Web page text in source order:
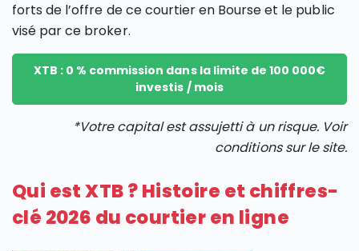
forts de l’offre de ce courtier en Bourse et le public
visé par ce broker.
XTB : 0 % commission dans la limite de 100 000€
investis / mois
*Votre capital est assujetti à un risque. Voir
conditions sur le site.
Qui est XTB ? Histoire et chiffres-
clé 2026 du courtier en ligne